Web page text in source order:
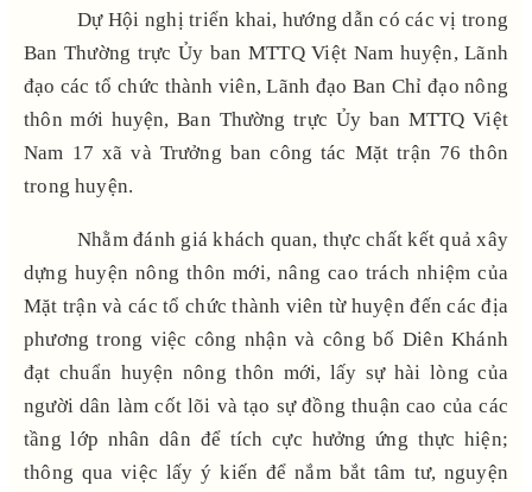
Dự Hội nghị triển khai, hướng dẫn có các vị trong
Ban Thường trực Ủy ban MTTQ Việt Nam huyện, Lãnh
đạo các tổ chức thành viên, Lãnh đạo Ban Chỉ đạo nông
thôn mới huyện, Ban Thường trực Ủy ban MTTQ Việt
Nam 17 xã và Trưởng ban công tác Mặt trận 76 thôn
trong huyện.
Nhằm đánh giá khách quan, thực chất kết quả xây
dựng huyện nông thôn mới, nâng cao trách nhiệm của
Mặt trận và các tổ chức thành viên từ huyện đến các địa
phương trong việc công nhận và công bố Diên Khánh
đạt chuẩn huyện nông thôn mới, lấy sự hài lòng của
người dân làm cốt lõi và tạo sự đồng thuận cao của các
tầng lớp nhân dân để tích cực hưởng ứng thực hiện;
thông qua việc lấy ý kiến để nắm bắt tâm tư, nguyện